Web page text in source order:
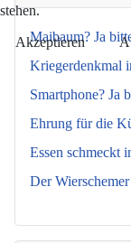
Maibaum? Ja
Kriegerdenkmal
Smartphone? Ja
Ehrung für die
Essen schmeckt
Der
stehen.
Akzeptieren